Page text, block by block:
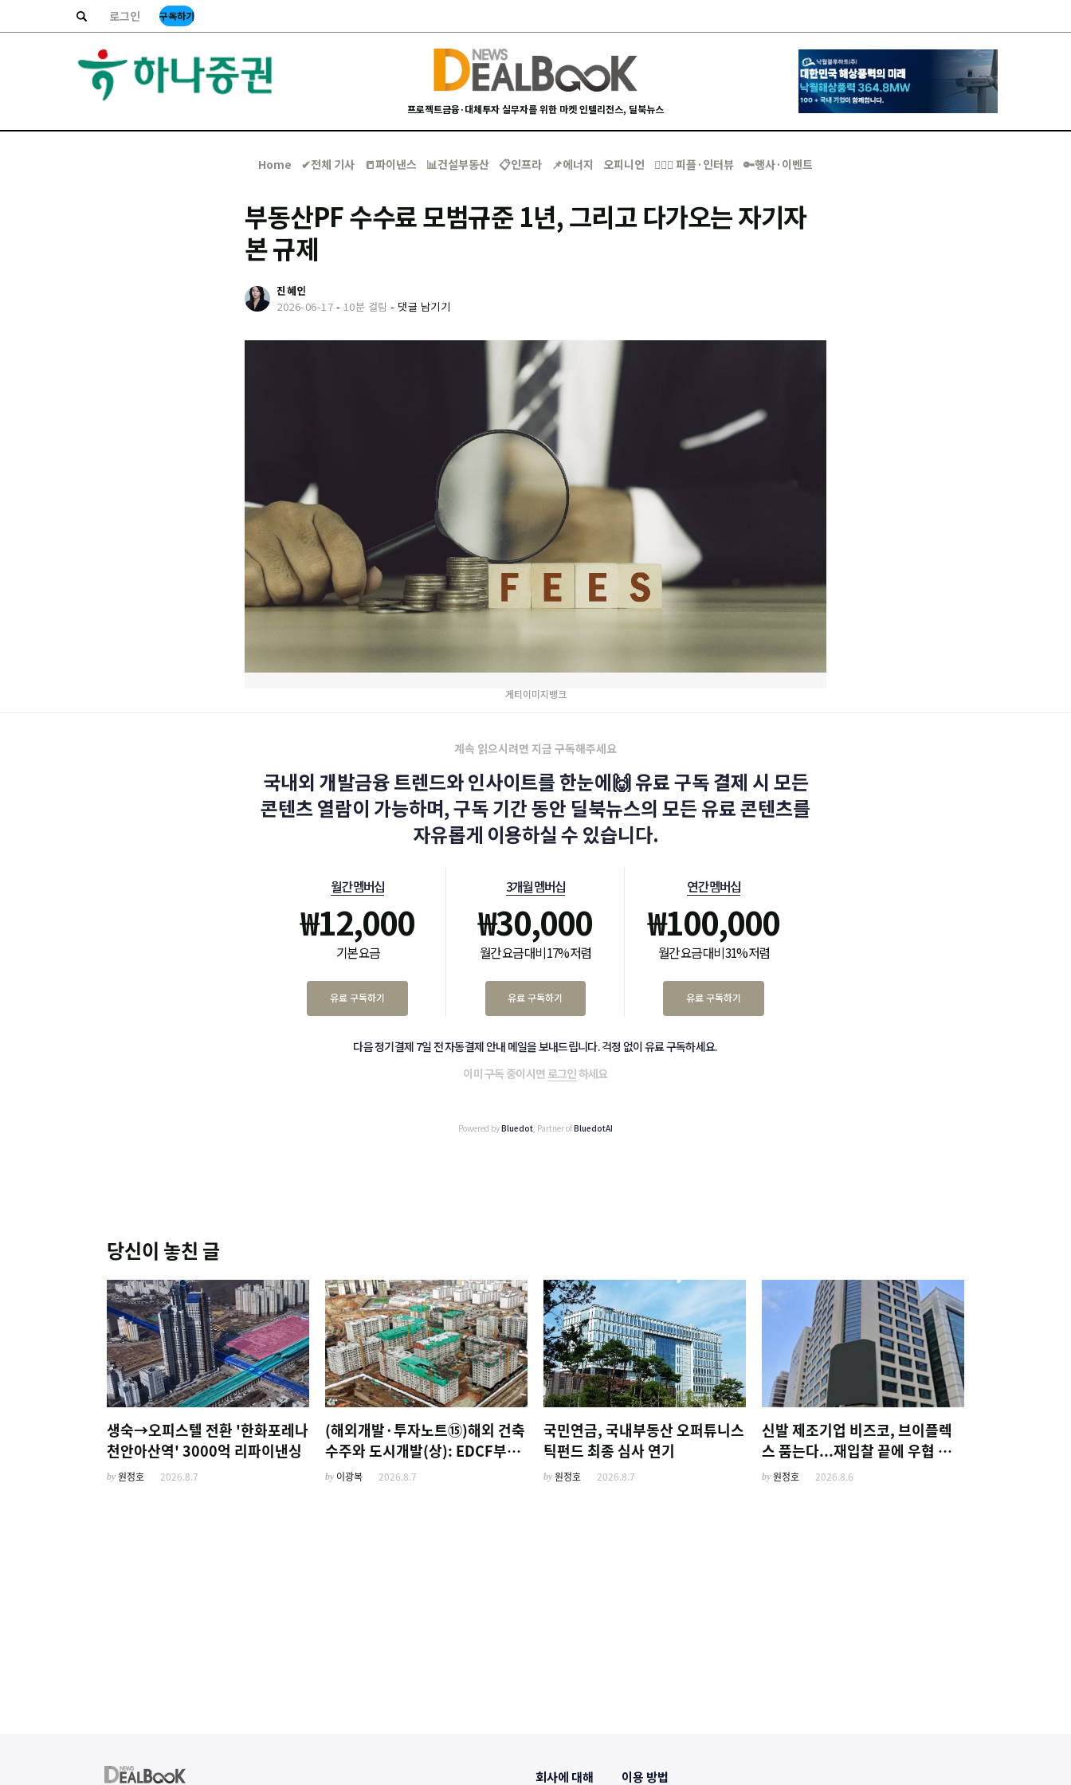
로그인 구독하기
프로젝트금융·대체투자 실무자를 위한 마켓 인텔리전스, 딜북뉴스
Home ✔︎전체 기사 📒파이낸스 📊건설부동산 📋인프라 📌에너지 오피니언 🙋🏻‍♂️ 피플·인터뷰 🔑행사·이벤트
부동산PF 수수료 모범규준 1년, 그리고 다가오는 자기자
본 규제
진혜인
2026-06-17 - 10분 걸림 - 댓글 남기기
게티이미지뱅크
계속 읽으시려면 지금 구독해주세요
국내외 개발금융 트렌드와 인사이트를 한눈에🙌 유료 구독 결제 시 모든
콘텐츠 열람이 가능하며, 구독 기간 동안 딜북뉴스의 모든 유료 콘텐츠를
자유롭게 이용하실 수 있습니다.
월간 멤버십
₩12,000
기본 요금
유료 구독하기
3개월 멤버십
₩30,000
월간 요금 대비 17% 저렴
유료 구독하기
연간 멤버십
₩100,000
월간 요금 대비 31% 저렴
유료 구독하기
다음 정기결제 7일 전 자동결제 안내 메일을 보내드립니다. 걱정 없이 유료 구독하세요.
이미 구독 중이시면 로그인하세요
Powered byBluedot, Partner ofBluedotAI
당신이 놓친 글
생숙→오피스텔 전환 '한화포레나
천안아산역' 3000억 리파이낸싱
by원정호 2026.8.7
(해외개발·투자노트⑮)해외 건축
수주와 도시개발(상): EDCF부터
계열사 진출 위한 복합시설까지
by 이광복 2026.8.7
국민연금, 국내부동산 오퍼튜니스
틱펀드 최종 심사 연기
by원정호 2026.8.7
신발 제조기업 비즈코, 브이플렉
스 품는다...재입찰 끝에 우협 선
정
by원정호 2026.8.6
회사에 대해 이용 방법